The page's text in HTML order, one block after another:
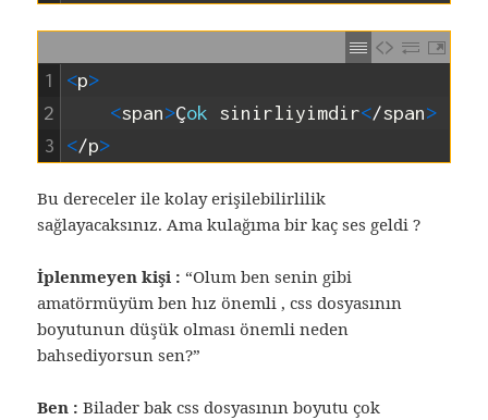
1
2
3
<p>
<span>Çok sinirliyimdir</span>
</p>
Bu dereceler ile kolay erişilebilirlilik
sağlayacaksınız. Ama kulağıma bir kaç ses geldi ?
İplenmeyen kişi : “Olum ben senin gibi
amatörmüyüm ben hız önemli , css dosyasının
boyutunun düşük olması önemli neden
bahsediyorsun sen?”
Ben :Bilader bak css dosyasının boyutu çok